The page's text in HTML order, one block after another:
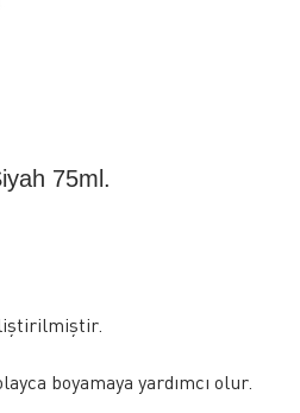
75ml.
boyamaya yardımcı olur.